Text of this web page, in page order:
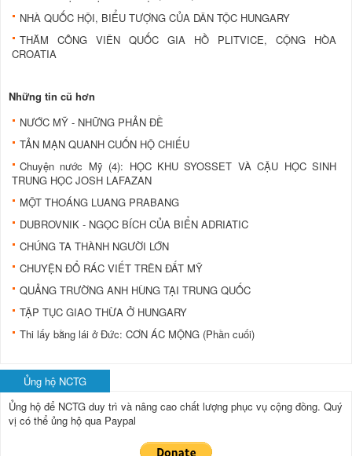
NHÀ QUỐC HỘI, BIỂU TƯỢNG CỦA DÂN TỘC HUNGARY
THĂM CÔNG VIÊN QUỐC GIA HỒ PLITVICE, CỘNG HÒA
CROATIA
Những tin cũ hơn
NƯỚC MỸ - NHỮNG PHẢN ĐỀ
TẢN MẠN QUANH CUỐN HỘ CHIẾU
Chuyện nước Mỹ (4): HỌC KHU SYOSSET VÀ CẬU HỌC SINH
TRUNG HỌC JOSH LAFAZAN
MỘT THOÁNG LUANG PRABANG
DUBROVNIK - NGỌC BÍCH CỦA BIỂN ADRIATIC
CHÚNG TA THÀNH NGƯỜI LỚN
CHUYỆN ĐỔ RÁC VIẾT TRÊN ĐẤT MỸ
QUẢNG TRƯỜNG ANH HÙNG TẠI TRUNG QUỐC
TẬP TỤC GIAO THỪA Ở HUNGARY
Thi lấy bằng lái ở Đức: CƠN ÁC MỘNG (Phần cuối)
Ủng hộ NCTG
Ủng hộ để NCTG duy trì và nâng cao chất lượng phục vụ cộng đồng. Quý
vị có thể ủng hộ qua Paypal